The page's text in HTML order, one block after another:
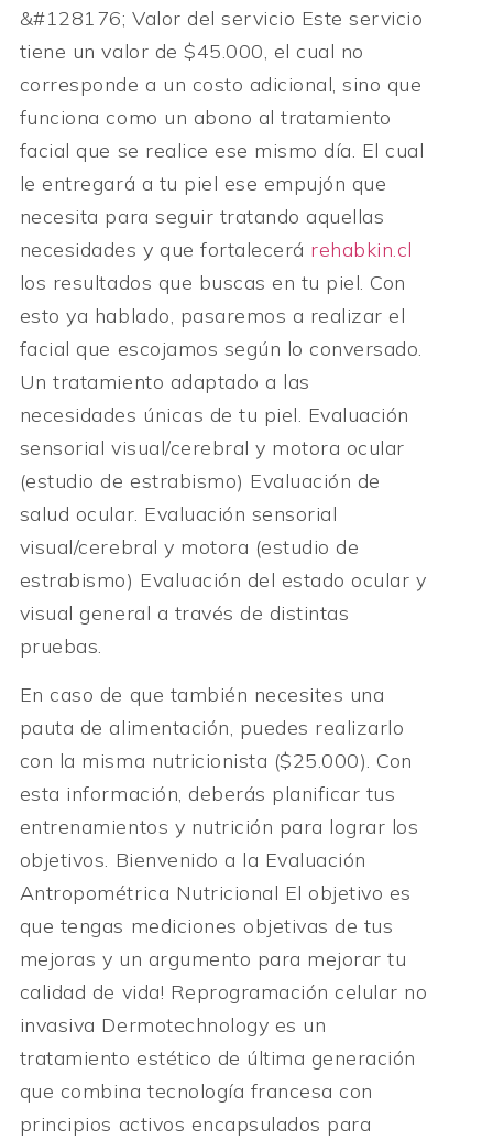
&#128176; Valor del servicio Este servicio
tiene un valor de $45.000, el cual no
corresponde a un costo adicional, sino que
funciona como un abono al tratamiento
facial que se realice ese mismo día. El cual
le entregará a tu piel ese empujón que
necesita para seguir tratando aquellas
necesidades y que fortalecerá rehabkin.cl
los resultados que buscas en tu piel. Con
esto ya hablado, pasaremos a realizar el
facial que escojamos según lo conversado.
Un tratamiento adaptado a las
necesidades únicas de tu piel. Evaluación
sensorial visual/cerebral y motora ocular
(estudio de estrabismo) Evaluación de
salud ocular. Evaluación sensorial
visual/cerebral y motora (estudio de
estrabismo) Evaluación del estado ocular y
visual general a través de distintas
pruebas.
En caso de que también necesites una
pauta de alimentación, puedes realizarlo
con la misma nutricionista ($25.000). Con
esta información, deberás planificar tus
entrenamientos y nutrición para lograr los
objetivos. Bienvenido a la Evaluación
Antropométrica Nutricional El objetivo es
que tengas mediciones objetivas de tus
mejoras y un argumento para mejorar tu
calidad de vida! Reprogramación celular no
invasiva Dermotechnology es un
tratamiento estético de última generación
que combina tecnología francesa con
principios activos encapsulados para